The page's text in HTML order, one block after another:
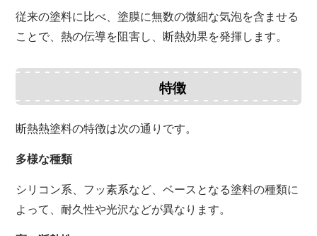
従来の塗料に比べ、塗膜に無数の微細な気泡を含ませる
ことで、熱の伝導を阻害し、 断熱効果を発揮します。
特徴
断熱熱塗料の特徴は次の通りです。
多様な種類
シリコン系、 フッ素系など、ベースとなる塗料の種類に
よって、 耐久性や光沢などが異なります。